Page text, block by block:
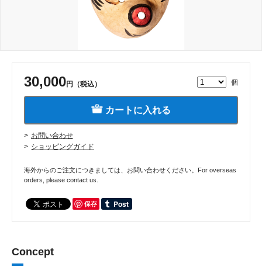
30,000円（税込） 個
カートに入れる
お問い合わせ
ショッピングガイド
海外からのご注文につきましては、お問い合わせください。For overseas
orders, please contact us.
保存
Concept